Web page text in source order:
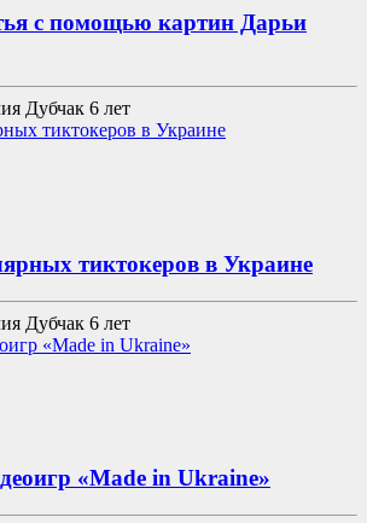
с помощью картин Дарьи
Дубчак 6 лет
тиктокеров в Украине
Дубчак 6 лет
«Made in Ukraine»